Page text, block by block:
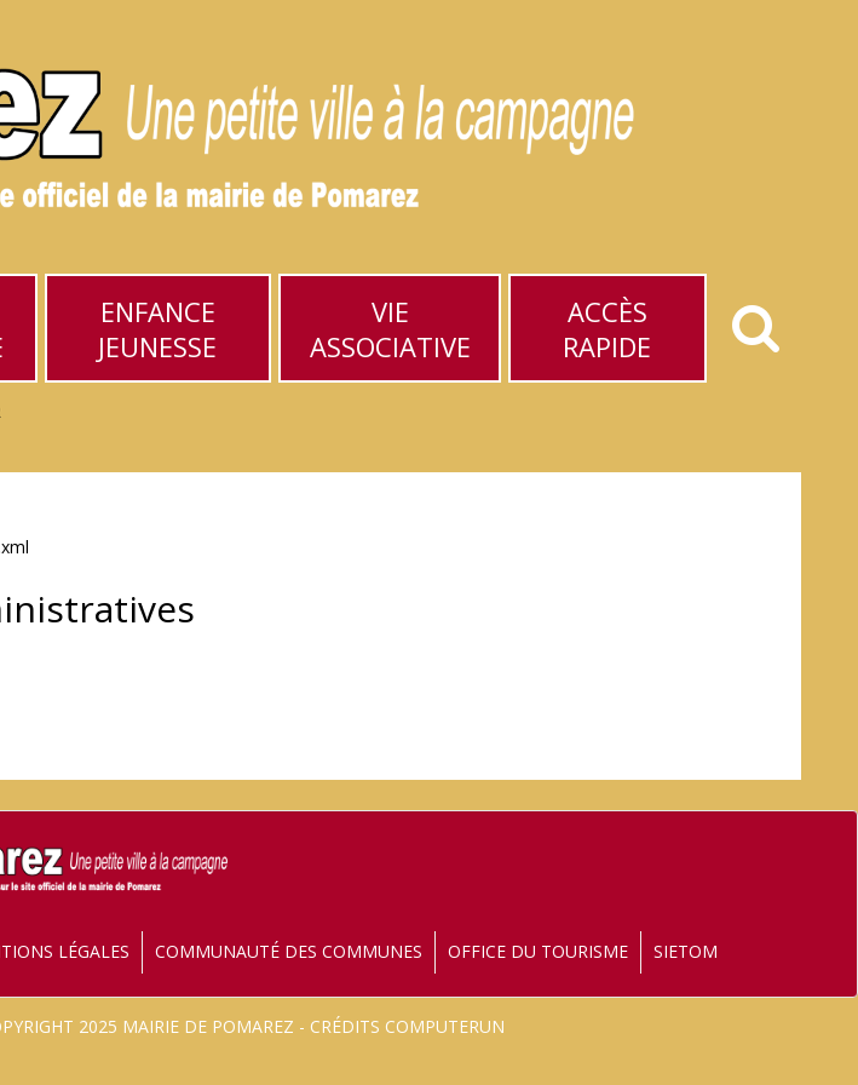
ENFANCE
JEUNESSE
VIE
ASSOCIATIVE
ACCÈS
RAPIDE
LÉGALES COMMUNAUTÉ DES COMMUNES OFFICE DU TOURISME SIETOM
2025 MAIRIE DE POMAREZ - CRÉDITS COMPUTERUN